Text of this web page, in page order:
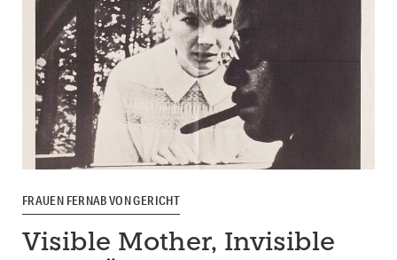
FRAUEN FERNAB VON GERICHT
Visible Mother, Invisible